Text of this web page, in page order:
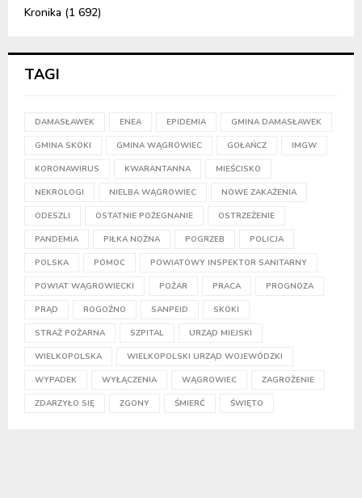
Kronika (1 692)
TAGI
DAMASŁAWEK ENEA EPIDEMIA GMINA DAMASŁAWEK
GMINA SKOKI GMINA WĄGROWIEC GOŁAŃCZ IMGW
KORONAWIRUS KWARANTANNA MIEŚCISKO
NEKROLOGI NIELBA WĄGROWIEC NOWE ZAKAŻENIA
ODESZLI OSTATNIE POŻEGNANIE OSTRZEŻENIE
PANDEMIA PIŁKA NOŻNA POGRZEB POLICJA
POLSKA POMOC POWIATOWY INSPEKTOR SANITARNY
POWIAT WĄGROWIECKI POŻAR PRACA PROGNOZA
PRĄD ROGOŹNO SANPEID SKOKI
STRAŻ POŻARNA SZPITAL URZĄD MIEJSKI
WIELKOPOLSKA WIELKOPOLSKI URZĄD WOJEWÓDZKI
WYPADEK WYŁĄCZENIA WĄGROWIEC ZAGROŻENIE
ZDARZYŁO SIĘ ZGONY ŚMIERĆ ŚWIĘTO